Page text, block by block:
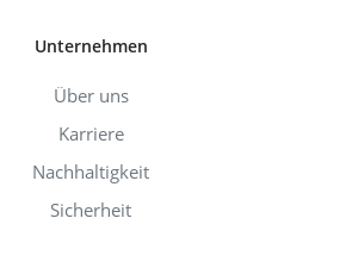
Unternehmen
Über uns
Karriere
Nachhaltigkeit
Sicherheit